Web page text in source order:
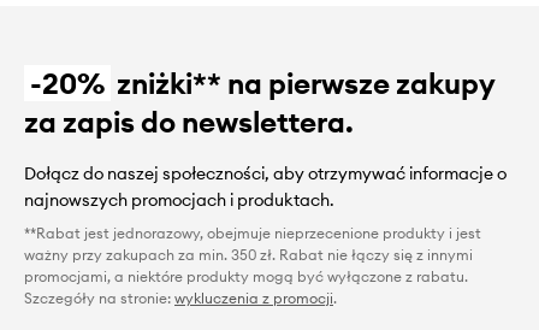
-20% zniżki** na pierwsze zakupy
za zapis do newslettera.
Dołącz do naszej społeczności, aby otrzymywać informacje o
najnowszych promocjach i produktach.
**Rabat jest jednorazowy, obejmuje nieprzecenione produkty i jest
ważny przy zakupach za min. 350 zł. Rabat nie łączy się z innymi
promocjami, a niektóre produkty mogą być wyłączone z rabatu.
Szczegóły na stronie: wykluczenia z promocji.